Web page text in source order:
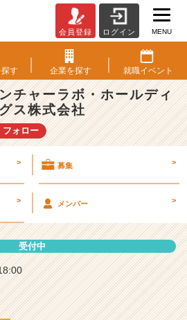
会員登録 ログイン MENU
探す 企業を探す 就職イベント
チャーラボ・ホールディ
ス株式会社
フォロー
> 募集 >
> メンバー >
受付中